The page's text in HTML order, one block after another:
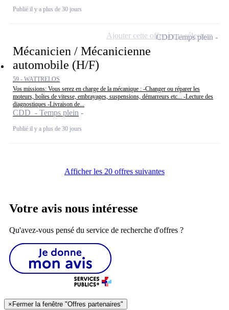
Publié il y a plus de 30 jours
Mécanicien / Mécanicienne
automobile (H/F)
59 - WATTRELOS
Vos missions: Vous serez en charge de la mécanique : -Changer ou réparer les
moteurs, boîtes de vitesse, embrayages, suspensions, démarreurs etc... -Lecture des
diagnostiques -Livraison de...
CDD - Temps plein
Publié il y a plus de 30 jours
CDDTemps plein
Ajouter cette offre à ma sélection
Afficher les 20 offres suivantes
Votre avis nous intéresse
Qu'avez-vous pensé du service de recherche d'offres ?
×Fermer la fenêtre "Offres partenaires"